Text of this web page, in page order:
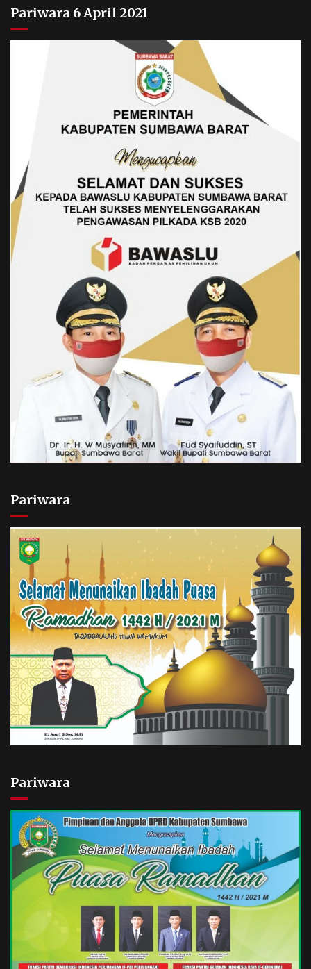
Pariwara 6 April 2021
Pariwara
Pariwara